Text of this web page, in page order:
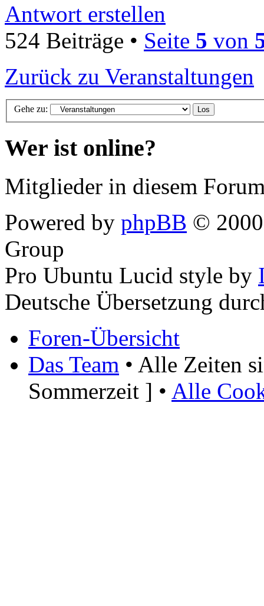
Antwort erstellen
524 Beiträge • Seite 5 von
Zurück zu Veranstaltungen
Gehe zu:
Wer ist online?
Mitglieder in diesem
Powered by phpBB ©
Group
Pro Ubuntu Lucid style by
Deutsche Übersetzung
Foren-Übersicht
Das Team • Alle Zeiten
Sommerzeit ] • Alle